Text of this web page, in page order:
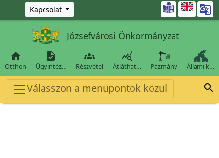
Ugrás a fő tartalomra
Kapcsolat 
Józsefvárosi Önkormányzat

Otthon

Ügyintéz…

Részvétel

Átláthat… Pázmány Állami k…
Válasszon a menüpontok közül 